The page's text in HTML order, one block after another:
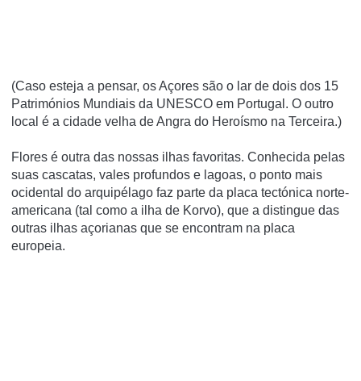
(Caso esteja a pensar, os Açores são o lar de dois dos 15
Patrimónios Mundiais da UNESCO em Portugal. O outro
local é a cidade velha de Angra do Heroísmo na Terceira.)
Flores é outra das nossas ilhas favoritas. Conhecida pelas
suas cascatas, vales profundos e lagoas, o ponto mais
ocidental do arquipélago faz parte da placa tectónica norte-
americana (tal como a ilha de Korvo), que a distingue das
outras ilhas açorianas que se encontram na placa
europeia.